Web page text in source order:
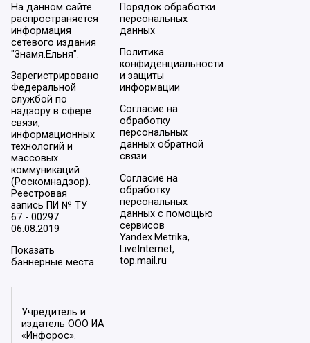
На данном сайте
распространяется
информация
сетевого издания
"Знамя.Ельня".
Зарегистрировано
Федеральной
службой по
надзору в сфере
связи,
информационных
технологий и
массовых
коммуникаций
(Роскомнадзор).
Реестровая
запись ПИ № ТУ
67 - 00297
06.08.2019
Показать
баннерные места
Порядок обработки
персональных
данных
Политика
конфиденциальности
и защиты
информации
Согласие на
обработку
персональных
данных обратной
связи
Согласие на
обработку
персональных
данных с помощью
сервисов
Yandex.Metrika,
LiveInternet,
top.mail.ru
Учредитель и
издатель ООО ИА
«Инфорос».